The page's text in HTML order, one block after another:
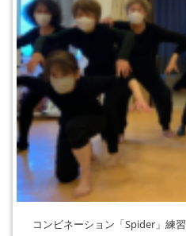
コンビネーション「Spider」練習